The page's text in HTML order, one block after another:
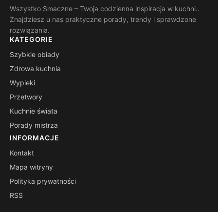
Wszystko Smaczne – Twoja codzienna inspiracja w kuchni..
Znajdziesz u nas praktyczne porady, trendy i sprawdzone
rozwiązania.
KATEGORIE
Szybkie obiady
Zdrowa kuchnia
Wypieki
Przetwory
Kuchnie świata
Porady mistrza
INFORMACJE
Kontakt
Mapa witryny
Polityka prywatności
RSS